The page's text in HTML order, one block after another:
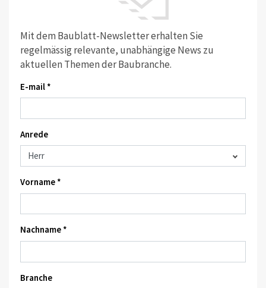
Mit dem Baublatt-Newsletter erhalten Sie
regelmässig relevante, unabhängige News zu
aktuellen Themen der Baubranche.
E-mail *
Anrede
Vorname *
Nachname *
Branche